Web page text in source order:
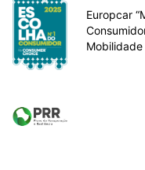
Europcar
Mobilidade